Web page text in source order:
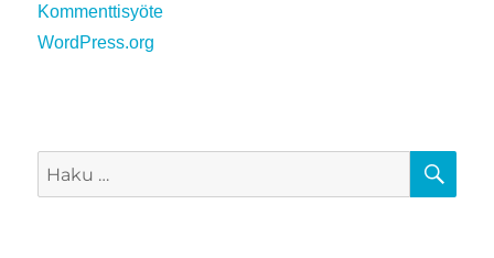
Kommenttisyöte
WordPress.org
Etsi: